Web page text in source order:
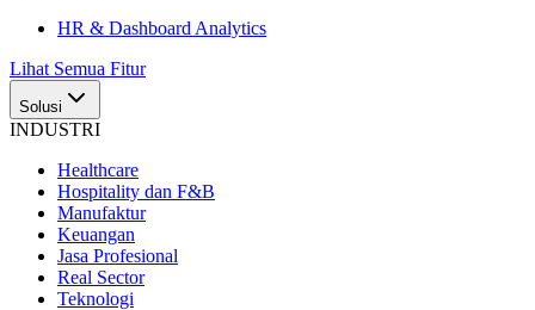
HR & Dashboard Analytics
Lihat Semua Fitur
Solusi
INDUSTRI
Healthcare
Hospitality dan F&B
Manufaktur
Keuangan
Jasa Profesional
Real Sector
Teknologi